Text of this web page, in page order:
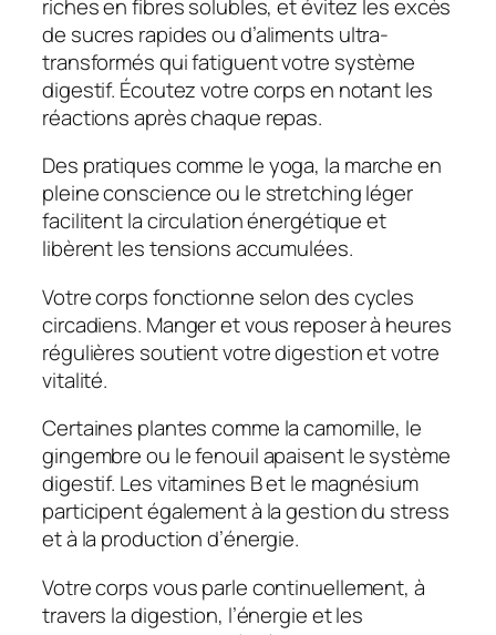
riches en fibres solubles, et évitez les excès
de sucres rapides ou d’aliments ultra-
transformés qui fatiguent votre système
digestif. Écoutez votre corps en notant les
réactions après chaque repas.
Des pratiques comme le yoga, la marche en
pleine conscience ou le stretching léger
facilitent la circulation énergétique et
libèrent les tensions accumulées.
Votre corps fonctionne selon des cycles
circadiens. Manger et vous reposer à heures
régulières soutient votre digestion et votre
vitalité.
Certaines plantes comme la camomille, le
gingembre ou le fenouil apaisent le système
digestif. Les vitamines B et le magnésium
participent également à la gestion du stress
et à la production d’énergie.
Votre corps vous parle continuellement, à
travers la digestion, l’énergie et les